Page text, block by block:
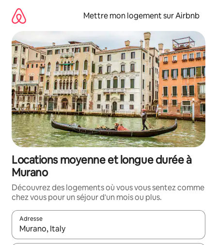
directement
contenu
Mettre mon logement sur Airbnb
Locations moyenne et longue durée à
Murano
Découvrez des logements où vous vous sentez comme
chez vous pour un séjour d'un mois ou plus.
Adresse
Lorsque les résultats s'affichent, utilisez les flèches vers le